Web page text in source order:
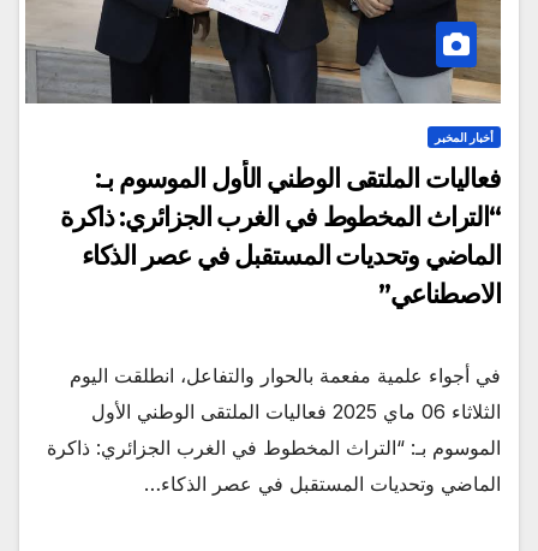
أخبار المخبر
فعاليات الملتقى الوطني الأول الموسوم بـ:
“التراث المخطوط في الغرب الجزائري: ذاكرة
الماضي وتحديات المستقبل في عصر الذكاء
الاصطناعي”
في أجواء علمية مفعمة بالحوار والتفاعل، انطلقت اليوم
الثلاثاء 06 ماي 2025 فعاليات الملتقى الوطني الأول
الموسوم بـ: “التراث المخطوط في الغرب الجزائري: ذاكرة
الماضي وتحديات المستقبل في عصر الذكاء…